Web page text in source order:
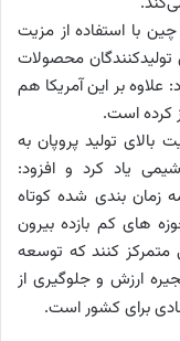
با استفاده از مزیت
تولیدکنندگان محصولات
علاوه بر این آمریکا هم
کرده است.
تولید پروپان به
یاد کرد و افزود:
زمان بندی شده کوتاه
های کم بازده بیرون
کنند که توسعه
ارزش و جلوگیری از
برای کشور است.